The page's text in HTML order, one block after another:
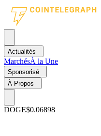
Actualités
MarchésÀ la Une
Sponsorisé
À Propos
DOGE$0.06898